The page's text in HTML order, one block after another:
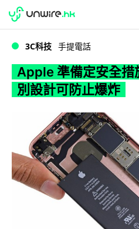
WWDC 2026
3C科技 手提電話
Apple 準備定安全措
別設計可防止爆炸